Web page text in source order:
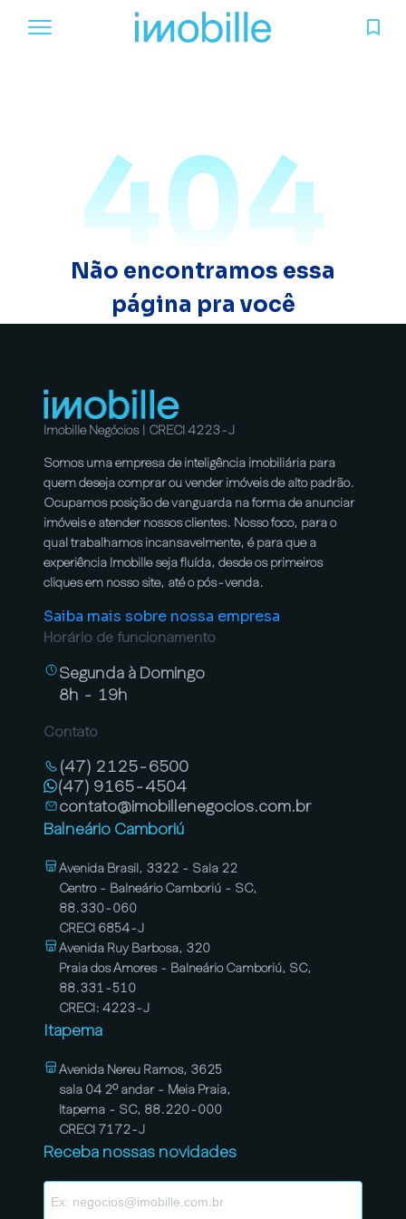
404
Não encontramos essa
página pra você
Imobille Negócios | CRECI 4223-J
Somos uma empresa de inteligência imobiliária para
quem deseja comprar ou vender imóveis de alto padrão.
Ocupamos posição de vanguarda na forma de anunciar
imóveis e atender nossos clientes. Nosso foco, para o
qual trabalhamos incansavelmente, é para que a
experiência Imobille seja fluída, desde os primeiros
cliques em nosso site, até o pós-venda.
Saiba mais sobre nossa empresa
Horário de funcionamento
Segunda à Domingo
8h - 19h
Contato
(47) 2125-6500
(47) 9165-4504
contato@imobillenegocios.com.br
Balneário Camboriú
Avenida Brasil, 3322 - Sala 22
Centro - Balneário Camboriú - SC,
88.330-060
CRECI 6854-J
Avenida Ruy Barbosa, 320
Praia dos Amores - Balneário Camboriú, SC,
88.331-510
CRECI: 4223-J
Itapema
Avenida Nereu Ramos, 3625
sala 04 2º andar - Meia Praia,
Itapema - SC, 88.220-000
CRECI 7172-J
Receba nossas novidades